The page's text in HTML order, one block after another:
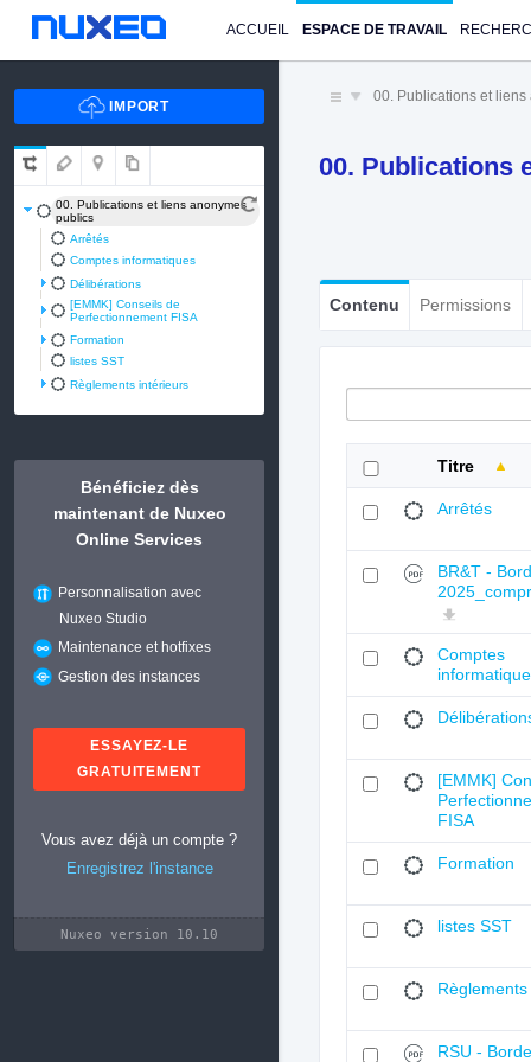
ACCUEIL ESPACE DE TRAVAIL
00. Publications et liens anonymes
publics
Arrêtés
Comptes informatiques
Délibérations
[EMMK] Conseils de
Perfectionnement FISA
Formation
listes SST
Règlements intérieurs
Bénéficiez dès
maintenant de Nuxeo
Online Services
Personnalisation avec
Nuxeo Studio
Maintenance et hotfixes
Gestion des instances
ESSAYEZ-LE
GRATUITEMENT
Vous avez déjà un compte ?
Enregistrez l'instance
Nuxeo version 10.10
00. Publications et
00. Publications
Contenu Permissions
Titre
Arrêtés
BR&T -
Comptes
[EMMK]
FISA
Formation
listes SST
RSU -